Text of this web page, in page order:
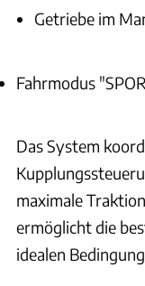
Wie aktiviere
Getriebe im
Fahrmodus
Das System
maximale
ermöglicht die
idealen